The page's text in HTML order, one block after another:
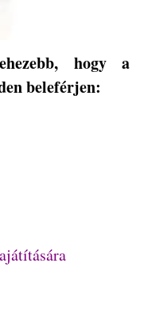
hogy a
beleférjen: